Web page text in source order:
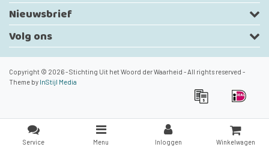
Nieuwsbrief
Volg ons
Copyright © 2026 - Stichting Uit het Woord der Waarheid - All rights reserved -
Theme by InStijl Media
Service Menu Inloggen Winkelwagen